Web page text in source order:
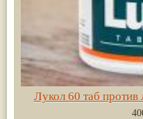
Лукол 60 таб